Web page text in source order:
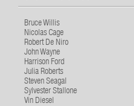
Bruce Willis
Nicolas Cage
Robert De Niro
John Wayne
Harrison Ford
Julia Roberts
Steven Seagal
Sylvester Stallone
Vin Diesel